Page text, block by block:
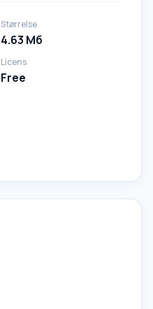
Størrelse
4.63 Mб
Licens
Free